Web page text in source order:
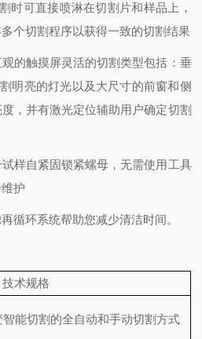
时可直接喷淋在切割片和样品上，
个切割程序以获得一致的切割结果
触摸屏灵活的切割类型包括：垂
明亮的灯光以及大尺寸的前窗和侧
，并有激光定位辅助用户确定切割
自紧固锁紧螺母，无需使用工具
护
环系统帮助您减少清洁时间。
技术规格
能切割的全自动和手动切割方式